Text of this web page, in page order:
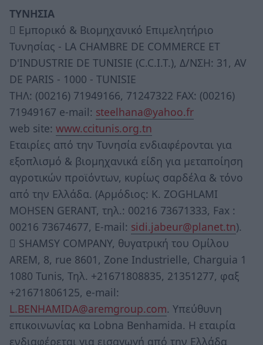
ΤΥΝΗΣΙΑ
 Εμπορικό & Βιομηχανικό Επιμελητήριο
Τυνησίας - LA CHAMBRE DE COMMERCE ET
D'INDUSTRIE DE TUNISIE (C.C.I.T.), Δ/ΝΣΗ: 31, AV
DE PARIS - 1000 - TUNISIE
ΤΗΛ: (00216) 71949166, 71247322 FAX: (00216)
71949167 e-mail: steelhana@yahoo.fr
web site: www.ccitunis.org.tn
Εταιρίες από την Τυνησία ενδιαφέρονται για
εξοπλισμό & βιομηχανικά είδη για μεταποίηση
αγροτικών προϊόντων, κυρίως σαρδέλα & τόνο
από την Ελλάδα. (Αρμόδιος: Κ. ZOGHLAMI
MOHSEN GERANT, τηλ.: 00216 73671333, Fax :
00216 73674677, E-mail: sidi.jabeur@planet.tn).
 SHAMSY COMPANY, θυγατρική του Ομίλου
AREM, 8, rue 8601, Zone Industrielle, Charguia 1
1080 Tunis, Τηλ. +21671808835, 21351277, φαξ
+21671806125, e-mail:
L.BENHAMIDA@aremgroup.com. Υπεύθυνη
επικοινωνίας κα Lobna Benhamida. Η εταιρία
ενδιαφέρεται για εισαγωγή από την Ελλάδα